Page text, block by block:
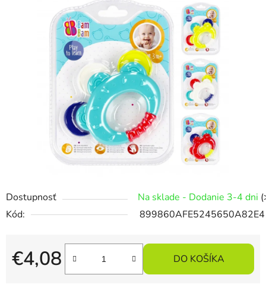
Dostupnosť Na sklade - Dodanie 3-4 dni
Kód:
€4,08
Jednotková cena:
DO KOŠÍKA